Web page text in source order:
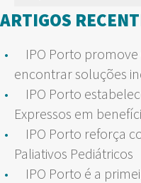
por:
ARTIGOS
IPO Porto
encontrar soluções
IPO Porto
Expressos em
IPO Porto reforça
Paliativos Pediátricos
IPO Porto é a